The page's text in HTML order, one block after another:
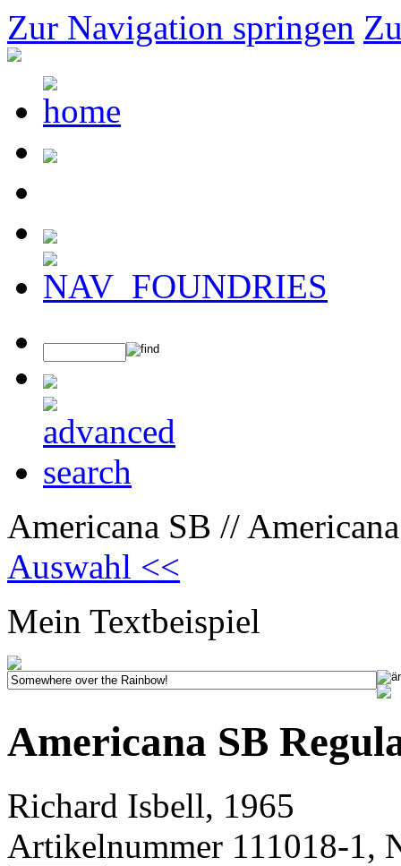
Zur Navigation springen
Americana SB //
Auswahl <<
Mein Textbeispiel
Americana SB
Richard Isbell, 1965
Artikelnummer 111018-1,